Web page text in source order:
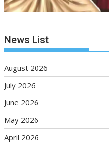
News List
August 2026
July 2026
June 2026
May 2026
April 2026